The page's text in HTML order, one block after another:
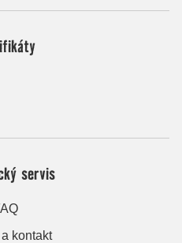
servis
kontakt